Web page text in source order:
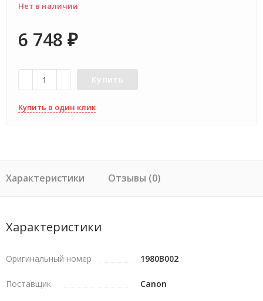
Нет в наличии
6 748 ₽
Купить
Купить в один клик
Характеристики Отзывы (0)
Характеристики
Оригинальный номер 1980B002
Поставщик Canon